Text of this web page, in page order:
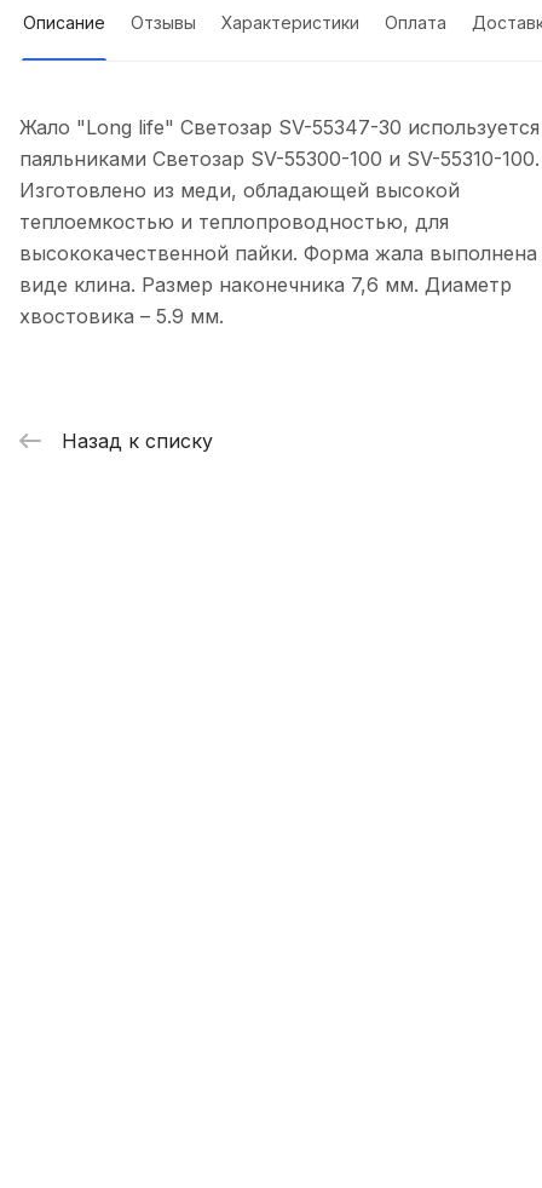
Описание Отзывы Характеристики Оплата
Жало "Long life" Светозар SV-55347-30
паяльниками Светозар SV-55300-100 и SV-55310-100.
Изготовлено из меди, обладающей высокой
теплоемкостью и теплопроводностью, для
высококачественной пайки. Форма жала выполнена
виде клина. Размер наконечника 7,6 мм. Диаметр
хвостовика – 5.9 мм.
Назад к списку